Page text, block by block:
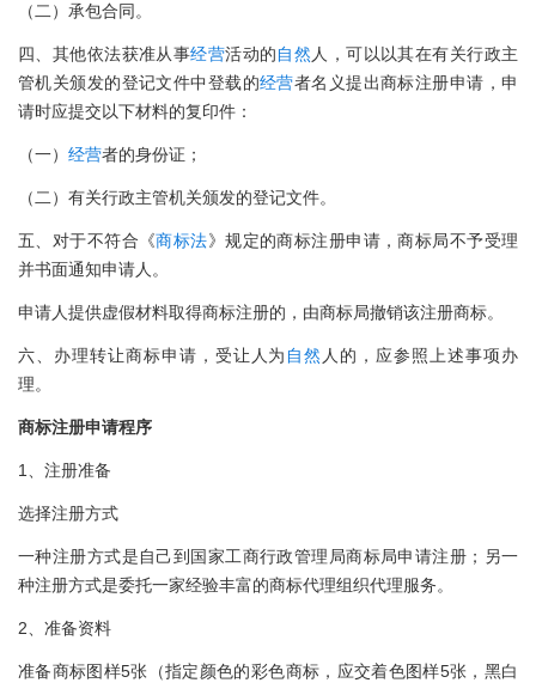
（二）承包合同。
四、其他依法获准从事经营活动的自然 人，可以以其在有关行政主
管机关颁发的登记文件中登载的经营者名义提出商标注册申请，申
请时应提交以下材料的复印件：
（一） 经营者的身份证；
（二）有关行政主管机关颁发的登记文件。
五、对于不符合《商标法》规定的商标注册申请，商标局不予受理
并书面通知申请人。
申请人提供虚假材料取得商标注册的，由商标局撤销该注册商标。
六、办理转让商标申请，受让人为 自然 人的，应参照上述事项办
理。
商标注册申请程序
1、注册准备
选择注册方式
一种注册方式是自己到国家工商行政管理局商标局申请注册；另一
种注册方式是委托一家经验丰富的商标代理组织代理服务。
2、准备资料
准备商标图样5张（指定颜色的彩色商标，应交着色图样5张，黑白